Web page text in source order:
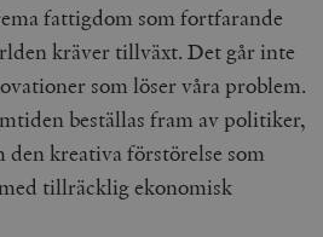
fattigdom som fortfarande
kräver tillväxt. Det går inte
som löser våra problem.
beställas fram av politiker,
den kreativa förstörelse som
tillräcklig ekonomisk